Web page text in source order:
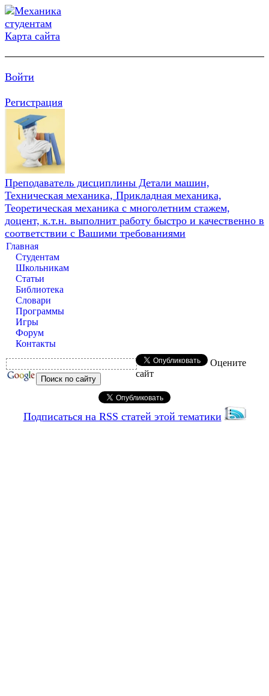
Карта сайта
Войти
Регистрация
Преподаватель дисциплины Детали машин,
Техническая механика, Прикладная механика,
Теоретическая механика с многолетним стажем,
доцент, к.т.н. выполнит работу быстро и качественно в
соответствии с Вашими требованиями
Главная
Студентам
Школьникам
Статьи
Библиотека
Словари
Программы
Игры
Форум
Контакты
Оцените
сайт
Подписаться на RSS статей этой тематики